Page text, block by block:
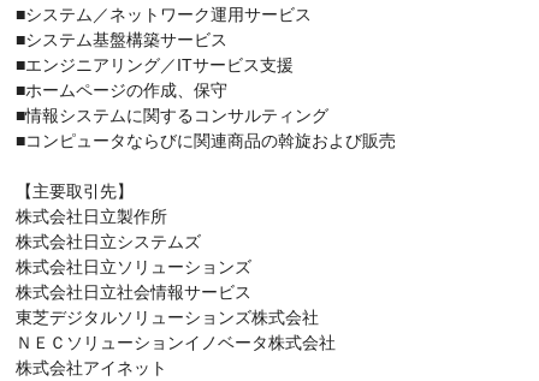
■システム／ネットワーク運用サービス
■システム基盤構築サービス
■エンジニアリング／ITサービス支援
■ホームページの作成、保守
■情報システムに関するコンサルティング
■コンピュータならびに関連商品の斡旋および販売
【主要取引先】
株式会社日立製作所
株式会社日立システムズ
株式会社日立ソリューションズ
株式会社日立社会情報サービス
東芝デジタルソリューションズ株式会社
ＮＥＣソリューションイノベータ株式会社
株式会社アイネット